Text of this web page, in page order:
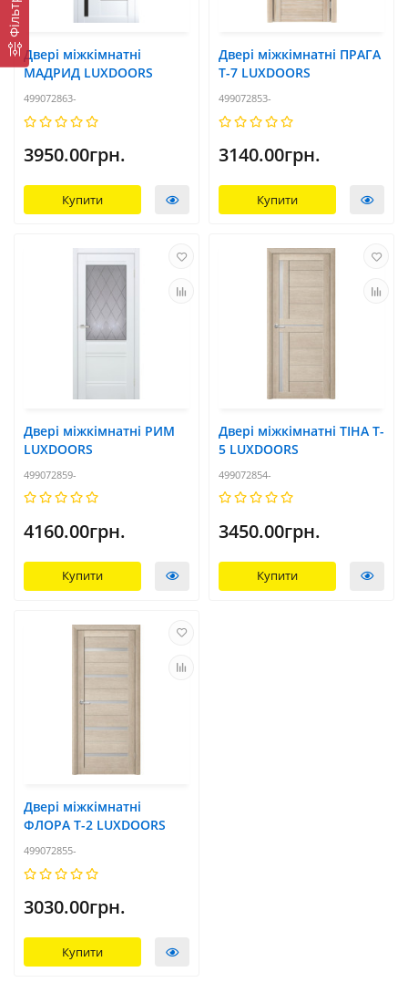
Фільтр
Двері міжкімнатні
МАДРИД LUXDOORS
499072863-
3950.00грн.
Купити
Двері міжкімнатні ПРАГА
T-7 LUXDOORS
499072853-
3140.00грн.
Купити
Двері міжкімнатні РИМ
LUXDOORS
499072859-
4160.00грн.
Купити
Двері міжкімнатні ТІНА T-
5 LUXDOORS
499072854-
3450.00грн.
Купити
Двері міжкімнатні
ФЛОРА T-2 LUXDOORS
499072855-
3030.00грн.
Купити